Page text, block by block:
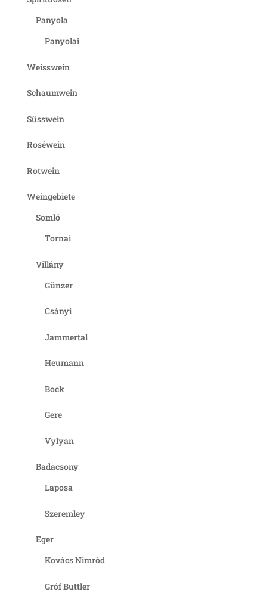
Panyola
Panyolai
Weisswein
Schaumwein
Süsswein
Roséwein
Rotwein
Weingebiete
Somló
Tornai
Villány
Günzer
Csányi
Jammertal
Heumann
Bock
Gere
Vylyan
Badacsony
Laposa
Szeremley
Eger
Kovács Nimród
Gróf Buttler